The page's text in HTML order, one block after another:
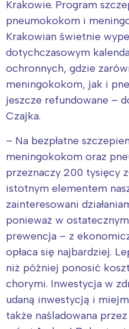
Krakowie. Program
pneumokokom i
Krakowian świetnie
dotychczasowym
ochronnych, gdzie
meningokokom, jak i
jeszcze refundowane –
Czajka.
– Na bezpłatne
meningokokom oraz
przeznaczy 200 tysięcy
istotnym elementem
zainteresowani
ponieważ w
prewencja – z
opłaca się najbardziej.
niż później ponosić
chorymi. Inwestycja w
udaną inwestycją i
także naśladowana